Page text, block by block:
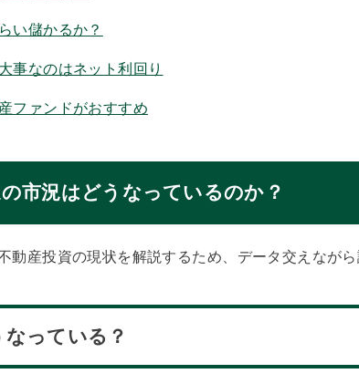
い儲かるか？
事なのはネット利回り
ファンドがおすすめ
市況はどうなっているのか？
動産投資の現状を解説するため、データ交えながら
っている？